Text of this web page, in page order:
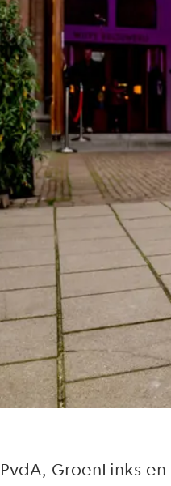
GroenLinks